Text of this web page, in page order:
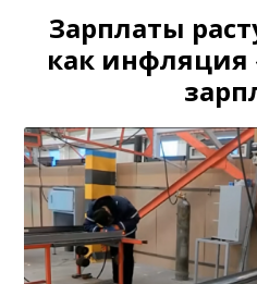
Зарплаты
как инфляция